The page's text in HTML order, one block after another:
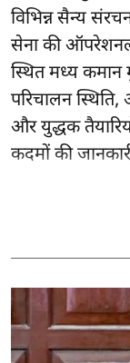
विभिन्न सैन्य
सेना की ऑपरेशनल
स्थित मध्य
परिचालन
और युद्धक
कदमों की